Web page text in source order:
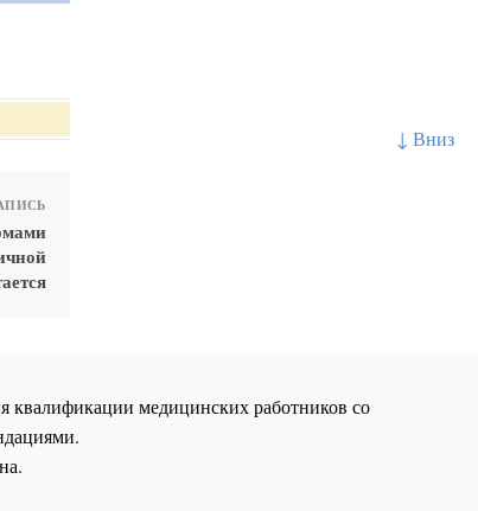
↓ Вниз
квалификации медицинских работников со